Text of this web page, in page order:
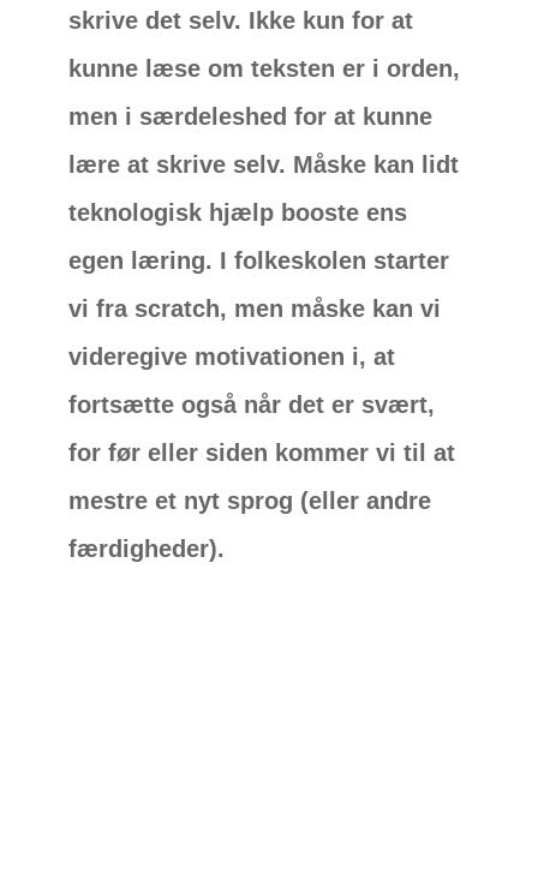
skrive det selv. Ikke kun for at
kunne læse om teksten er i orden,
men i særdeleshed for at kunne
lære at skrive selv. Måske kan lidt
teknologisk hjælp booste ens
egen læring. I folkeskolen starter
vi fra scratch, men måske kan vi
videregive motivationen i, at
fortsætte også når det er svært,
for før eller siden kommer vi til at
mestre et nyt sprog (eller andre
færdigheder).